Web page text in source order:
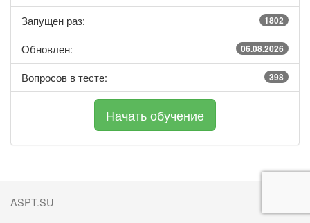
Запущен раз: 1802
Обновлен: 06.08.2026
Вопросов в тесте: 398
ASPT.SU